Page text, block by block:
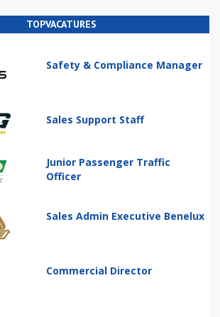
TOPVACATURES
Safety & Compliance Manager
Sales Support Staff
Junior Passenger Traffic
Officer
Sales Admin Executive Benelux
Commercial Director